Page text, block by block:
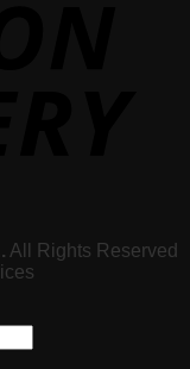
All Rights Reserved